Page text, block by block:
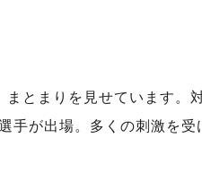
とまりを見せています。
手が出場。多くの刺激を受